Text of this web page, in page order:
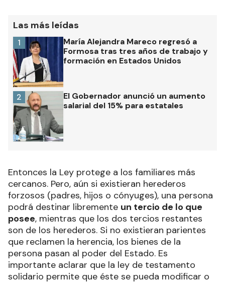
Las más leídas
María Alejandra Mareco regresó a
Formosa tras tres años de trabajo y
formación en Estados Unidos
1
El Gobernador anunció un aumento
salarial del 15% para estatales
2
Entonces la Ley protege a los familiares más
cercanos. Pero, aún si existieran herederos
forzosos (padres, hijos o cónyuges), una persona
podrá destinar libremente un tercio de lo que
posee, mientras que los dos tercios restantes
son de los herederos. Si no existieran parientes
que reclamen la herencia, los bienes de la
persona pasan al poder del Estado. Es
importante aclarar que la ley de testamento
solidario permite que éste se pueda modificar o